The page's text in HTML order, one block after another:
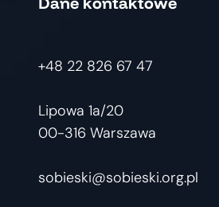
+48 22 826 67 47
Lipowa 1a/20
00-316 Warszawa
sobieski@sobieski.org.pl